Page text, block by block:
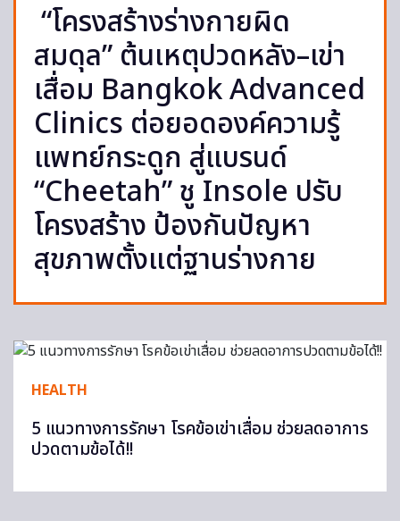
“โครงสร้างร่างกายผิด
สมดุล” ต้นเหตุปวดหลัง–เข่า
เสื่อม Bangkok Advanced
Clinics ต่อยอดองค์ความรู้
แพทย์กระดูก สู่แบรนด์
“Cheetah” ชู Insole ปรับ
โครงสร้าง ป้องกันปัญหา
สุขภาพตั้งแต่ฐานร่างกาย
HEALTH
5 แนวทางการรักษา โรคข้อเข่าเสื่อม ช่วยลดอาการ
ปวดตามข้อได้!!